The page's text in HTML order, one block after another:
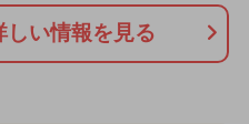
しい情報を見る